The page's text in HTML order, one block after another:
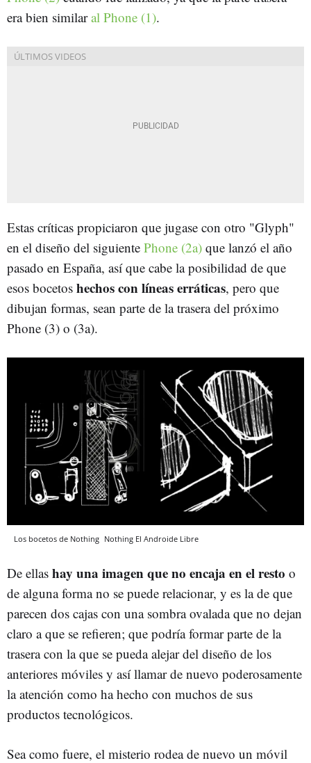
era bien similaral Phone (1).
Estas críticas propiciaron que jugase con otro "Glyph"
en el diseño del siguiente Phone (2a) que lanzó el año
pasado en España, así que cabe la posibilidad de que
esos bocetos hechos con líneas erráticas, pero que
dibujan formas, sean parte de la trasera del próximo
Phone (3) o (3a).
Los bocetos de Nothing Nothing El Androide Libre
De ellas hay una imagen que no encaja en el resto o
de alguna forma no se puede relacionar, y es la de que
parecen dos cajas con una sombra ovalada que no dejan
claro a que se refieren; que podría formar parte de la
trasera con la que se pueda alejar del diseño de los
anteriores móviles y así llamar de nuevo poderosamente
la atención como ha hecho con muchos de sus
productos tecnológicos.
Sea como fuere, el misterio rodea de nuevo un móvil